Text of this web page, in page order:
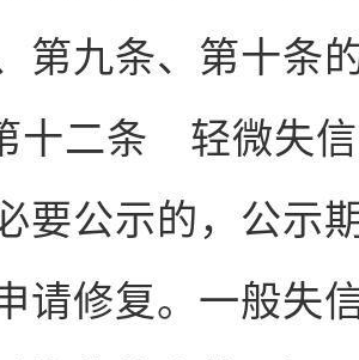
第九条、第十条
十二条 轻微失信
要公示的，公示
请修复。一般失